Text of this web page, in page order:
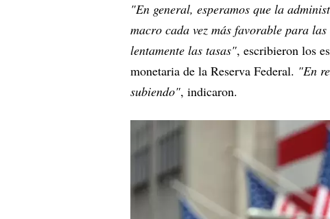
"En general, esperamos que la
macro cada vez más favorable para
lentamente las tasas", escribieron los
monetaria de la Reserva Federal. "En
subiendo", indicaron.